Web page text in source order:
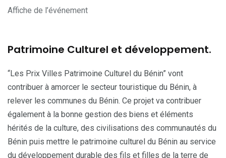
Affiche de l’événement
Patrimoine Culturel et développement.
“Les Prix Villes Patrimoine Culturel du Bénin” vont
contribuer à amorcer le secteur touristique du Bénin, à
relever les communes du Bénin. Ce projet va contribuer
également à la bonne gestion des biens et éléments
hérités de la culture, des civilisations des communautés du
Bénin puis mettre le patrimoine culturel du Bénin au service
du développement durable des fils et filles de la terre de